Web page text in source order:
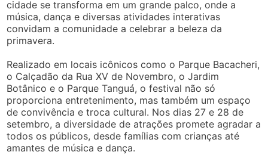
cidade se transforma em um grande palco, onde a
música, dança e diversas atividades interativas
convidam a comunidade a celebrar a beleza da
primavera.
Realizado em locais icônicos como o Parque Bacacheri,
o Calçadão da Rua XV de Novembro, o Jardim
Botânico e o Parque Tanguá, o festival não só
proporciona entretenimento, mas também um espaço
de convivência e troca cultural. Nos dias 27 e 28 de
setembro, a diversidade de atrações promete agradar a
todos os públicos, desde famílias com crianças até
amantes de música e dança.